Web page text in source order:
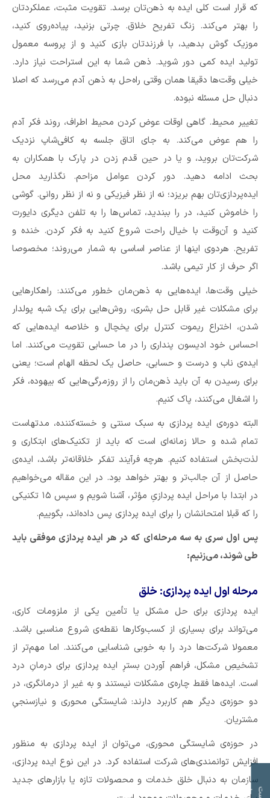
که قرار است کلی ایده به ذهن‌تان برسد. تقویت مثبت، عملکردتان
را بهتر می‌کند. زنگ تفریح خلاق. چرتی بزنید، پیاده‌روی کنید،
موزیک گوش بدهید، با فرزندتان بازی کنید و از پروسه معمول
تولید ایده کمی دور شوید. ذهن شما به این استراحت نیاز دارد.
خیلی وقت‌ها دقیقا همان وقتی راه‌حل به ذهن آدم می‌رسد که اصلا
دنبال حل مسئله نبوده.
تغییر محیط. گاهی اوقات عوض کردن محیط اطراف، روند فکر آدم
را هم عوض می‌کند. به جای اتاق جلسه به کافی‌شاپ نزدیک
شرکت‌تان بروید، و یا در حین قدم زدن در پارک با همکاران به
بحث ادامه دهید. دور کردن عوامل مزاحم. نگذارید محل
ایده‌پردازی‌تان بهم بریزد؛ نه از نظر فیزیکی و نه از نظر روانی. گوشی
را خاموش کنید، در را ببندید، تماس‌ها را به تلفن دیگری دایورت
کنید و آن‌وقت با خیال راحت شروع کنید به فکر کردن. خنده و
تفریح. هردوی اینها از عناصر اساسی به شمار می‌روند؛ مخصوصا
اگر حرف از کار تیمی باشد.
خیلی وقت‌ها، ایده‌هایی به ذهن‌مان خطور می‌کنند: راهکارهایی
برای مشکلات غیر قابل حل بشری، روش‌هایی برای یک شبه پولدار
شدن، اختراع ریموت کنترل برای یخچال و خلاصه ایده‌هایی که
احساس خود‌ ادیسون پنداری‌ را در ما حسابی تقویت می‌کنند. اما
ایده‌ی ناب و درست و حسابی، حاصل یک لحظه الهام است؛ یعنی
برای رسیدن به آن باید ذهن‌مان را از روزمرگی‌هایی که بیهوده، فکر
را اشغال می‌کنند، پاک کنیم.
البته دوره‌ی ایده پردازی به سبک سنتی و خسته‌کننده، مدتهاست
تمام شده و حالا زمانه‌ای است که باید از تکنیک‌های ابتکاری و
لذت‌بخش استفاده کنیم. هرچه فرآیند تفکر خلاقانه‌تر باشد،‌ ایده‌ی
حاصل از آن جالب‌تر و بهتر خواهد بود. در این مقاله می‌خواهیم
در ابتدا با مراحل ایده پردازیِ مؤثر، آشنا شویم و سپس ۱۵ تکنیکی
را که قبلا امتحانشان را برای ایده پردازی پس داده‌اند، بگوییم.
پس اول سری به سه مرحله‌ای که در هر ایده پردازی موفقی باید
طی شوند، می‌زنیم:
مرحله اول ایده پردازی: خلق
ایده پردازی برای حل مشکل یا تأمین یکی از ملزومات کاری‌،
می‌تواند برای بسیاری از کسب‌وکارها نقطه‌ی شروع مناسبی باشد.
معمولا شرکت‌ها درد را به خوبی شناسایی می‌کنند. اما مهم‌تر از
تشخیصِ مشکل، فراهم آوردن بسترِ ایده پردازی برای درمانِ درد
است. ایده‌ها فقط چاره‌ی مشکلات نیستند و به غیر از درمانگری، در
دو حوزه‌ی دیگر هم کاربرد دارند: شایستگی‌ محوری و نیازسنجیِ
مشتریان.
در حوزه‌ی شایستگی‌ محوری، می‌توان از ایده پردازی به منظور
افزایش توانمندی‌های شرکت استفاده کرد. در این نوع ایده پردازی،
سازمان به دنبال خلق خدمات و محصولات تازه یا بازارهای جدید